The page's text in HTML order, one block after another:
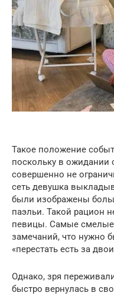
Такое положение
поскольку в ожидании
совершенно не
сеть девушка
были изображены
паэльи. Такой рацион
певицы. Самые смелые
замечаний, что нужно
«перестать есть за
Однако, зря
быстро вернулась в